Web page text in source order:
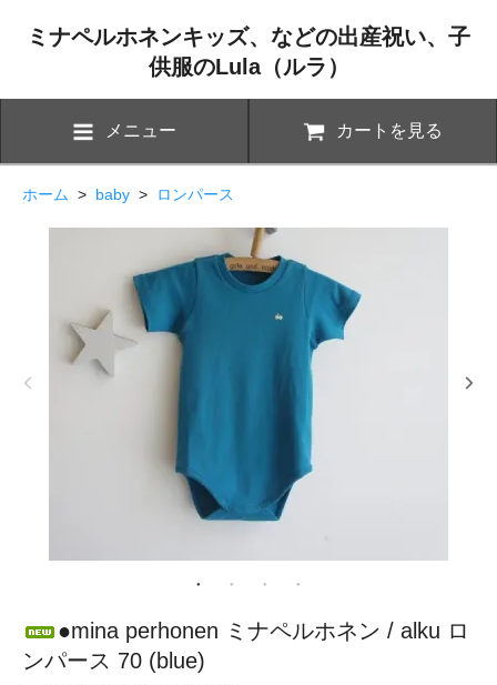
ミナペルホネンキッズ、などの出産祝い、子
供服のLula（ルラ）
メニュー カートを見る
ホーム > baby > ロンパース
●mina perhonen ミナペルホネン / alku ロ
ンパース 70 (blue)